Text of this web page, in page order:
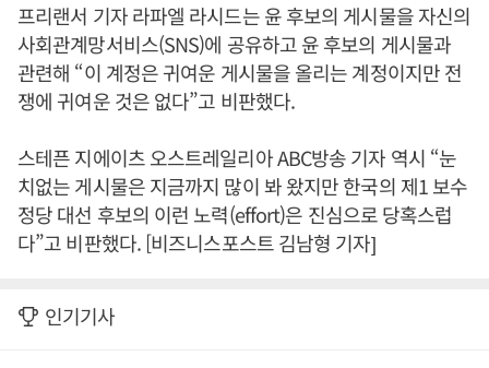
프리랜서 기자 라파엘 라시드는 윤 후보의 게시물을 자신의
사회관계망서비스(SNS)에 공유하고 윤 후보의 게시물과
관련해 “이 계정은 귀여운 게시물을 올리는 계정이지만 전
쟁에 귀여운 것은 없다”고 비판했다.
스테픈 지에이츠 오스트레일리아 ABC방송 기자 역시 “눈
치없는 게시물은 지금까지 많이 봐 왔지만 한국의 제1 보수
정당 대선 후보의 이런 노력(effort)은 진심으로 당혹스럽
다”고 비판했다. [비즈니스포스트 김남형 기자]
인기기사